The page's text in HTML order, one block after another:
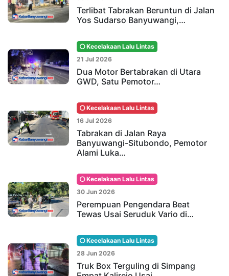
Terlibat Tabrakan Beruntun di Jalan
Yos Sudarso Banyuwangi,…
Kecelakaan Lalu Lintas
21 Jul 2026
Dua Motor Bertabrakan di Utara
GWD, Satu Pemotor…
Kecelakaan Lalu Lintas
16 Jul 2026
Tabrakan di Jalan Raya
Banyuwangi-Situbondo, Pemotor
Alami Luka…
Kecelakaan Lalu Lintas
30 Jun 2026
Perempuan Pengendara Beat
Tewas Usai Seruduk Vario di…
Kecelakaan Lalu Lintas
28 Jun 2026
Truk Box Terguling di Simpang